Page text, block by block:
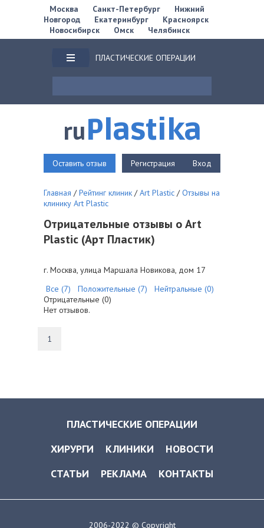
Москва Санкт-Петербург
Нижний
Новгород
Екатеринбург
Красноярск
Новосибирск
Омск Челябинск
ПЛАСТИЧЕСКИЕ ОПЕРАЦИИ
ruPlastika
Оставить отзыв Регистрация Вход
Главная / Рейтинг клиник / Art Plastic / Отзывы на
клинику Art Plastic
Отрицательные отзывы о Art
Plastic (Арт Пластик)
г. Москва, улица Маршала Новикова, дом 17
Все (7)
Положительные (7)
Нейтральные (0)
Отрицательные (0)
Нет отзывов.
1
ПЛАСТИЧЕСКИЕ ОПЕРАЦИИ
ХИРУРГИ
КЛИНИКИ
НОВОСТИ
СТАТЬИ
РЕКЛАМА КОНТАКТЫ
2006-2022 © Copyright